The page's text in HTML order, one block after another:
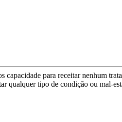
capacidade para receitar nenhum
qualquer tipo de condição ou mal-